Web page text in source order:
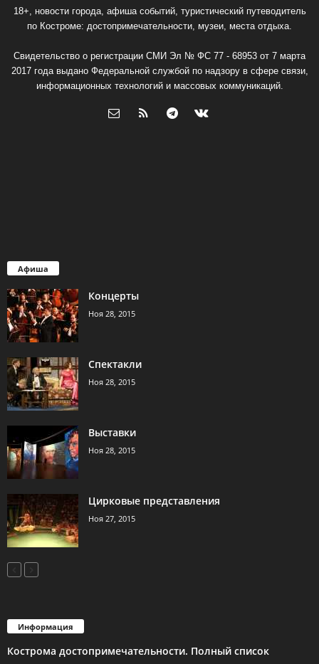
18+, новости города, афиша событий, туристический путеводитель
по Костроме: достопримечательности, музеи, места отдыха.
Свидетельство о регистрации СМИ Эл № ФС 77 - 68953 от 7 марта
2017 года выдано Федеральной службой по надзору в сфере связи,
информационных технологий и массовых коммуникаций.
Афиша
Концерты
Ноя 28, 2015
Спектакли
Ноя 28, 2015
Выставки
Ноя 28, 2015
Цирковые представления
Ноя 27, 2015
Информация
Кострома достопримечательности. Полный список